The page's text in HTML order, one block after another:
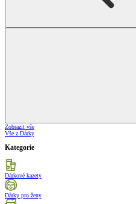
Zobrazit vše
Vše z Dárky
Kategorie
Dárkové kazety
Dárky pro ženy